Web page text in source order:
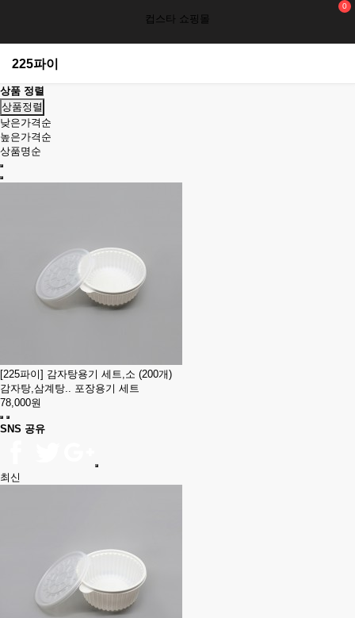
컵스타 쇼핑몰
0
225파이
상품 정렬
상품정렬
낮은가격순
높은가격순
상품명순
[225파이] 감자탕용기 세트,소 (200개)
감자탕,삼계탕.. 포장용기 세트
78,000원
SNS 공유
최신